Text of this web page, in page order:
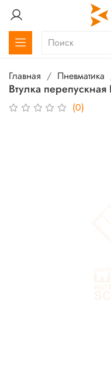
Главная Пневматика
Втулка перепускная
(0)